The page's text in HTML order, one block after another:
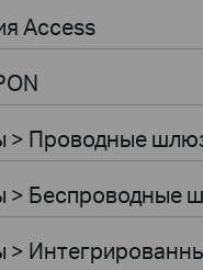
Access
> Проводные
> Беспроводные
>